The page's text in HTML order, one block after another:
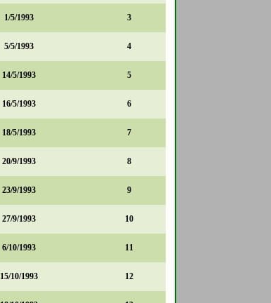
3
1/5/1993
4
5/5/1993
5
14/5/1993
6
16/5/1993
7
18/5/1993
8
20/9/1993
9
23/9/1993
10
27/9/1993
11
6/10/1993
12
15/10/1993